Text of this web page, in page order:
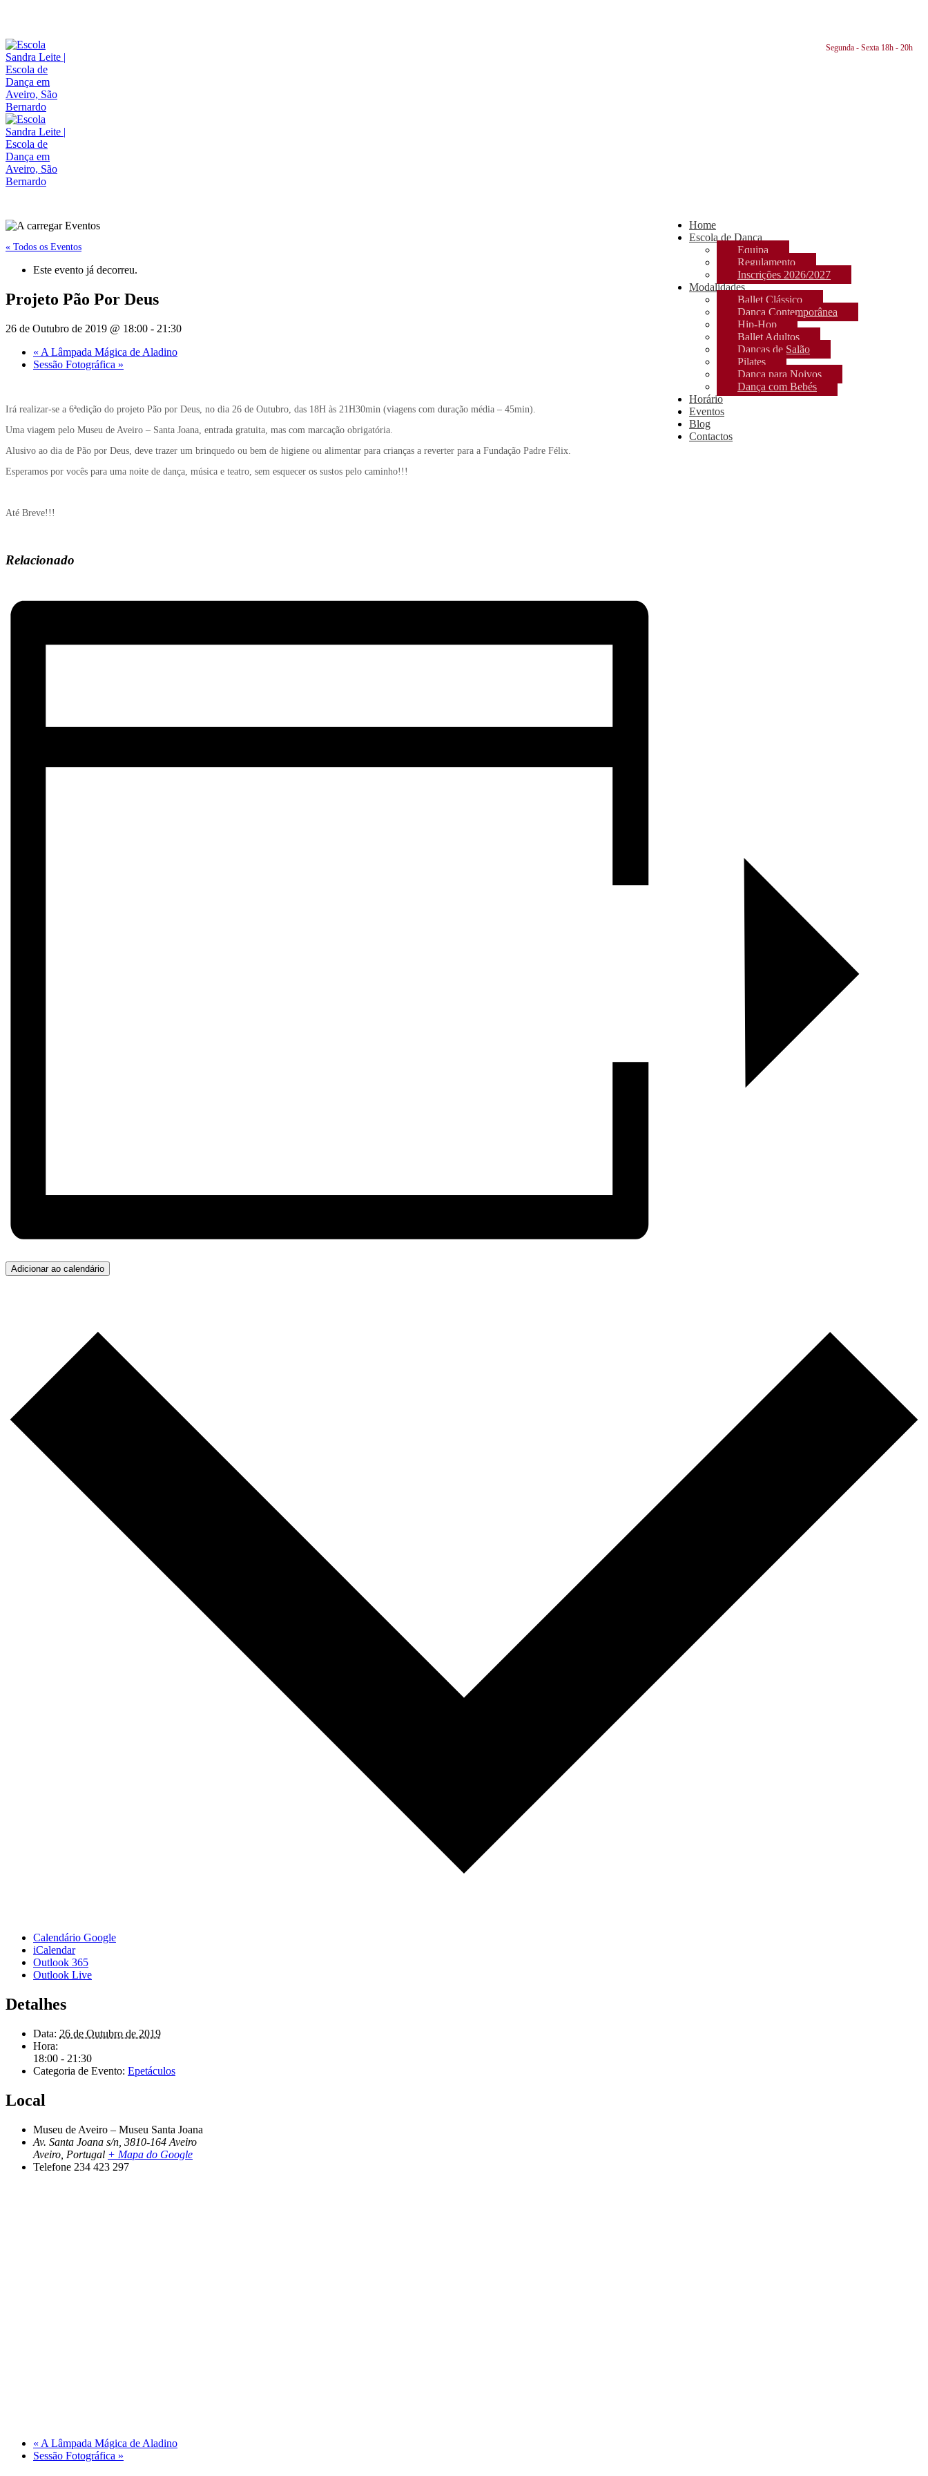
Segunda - Sexta 18h - 20h
Home
Escola de Dança
Equipa
Regulamento
Inscrições 2026/2027
Modalidades
Ballet Clássico
Dança Contemporânea
Hip-Hop
Ballet Adultos
Danças de Salão
Pilates
Dança para Noivos
Dança com Bebés
Horário
Eventos
Blog
Contactos
« Todos os Eventos
Este evento já decorreu.
Projeto Pão Por Deus
26 de Outubro de 2019 @ 18:00 - 21:30
« A Lâmpada Mágica de Aladino
Sessão Fotográfica »
Irá realizar-se a 6ªedição do projeto Pão por Deus, no dia 26 de Outubro, das 18H às 21H30min (viagens com duração média – 45min).
Uma viagem pelo Museu de Aveiro – Santa Joana, entrada gratuita, mas com marcação obrigatória.
Alusivo ao dia de Pão por Deus, deve trazer um brinquedo ou bem de higiene ou alimentar para crianças a reverter para a Fundação Padre Félix.
Esperamos por vocês para uma noite de dança, música e teatro, sem esquecer os sustos pelo caminho!!!
Até Breve!!!
Relacionado
Adicionar ao calendário
Calendário Google
iCalendar
Outlook 365
Outlook Live
Detalhes
Data: 26 de Outubro de 2019
Hora:
18:00 - 21:30
Categoria de Evento: Epetáculos
Local
Museu de Aveiro – Museu Santa Joana
Av. Santa Joana s/n, 3810-164 Aveiro
Aveiro Portugal + Mapa do Google
Telefone 234 423 297
« A Lâmpada Mágica de Aladino
Sessão Fotográfica »